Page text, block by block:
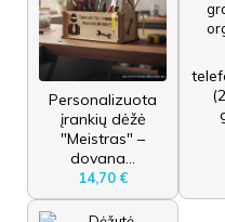
Personalizuota
įrankių dėžė
"Meistras" –
dovana...
14,70 €